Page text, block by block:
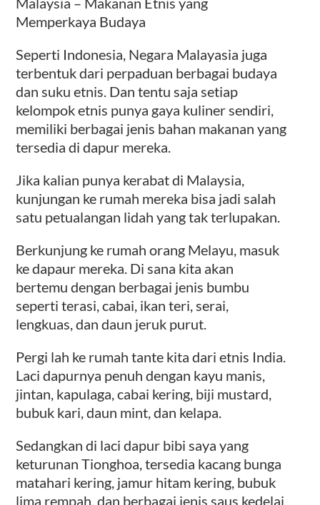
Memperkaya Budaya
Seperti Indonesia, Negara Malayasia juga
terbentuk dari perpaduan berbagai budaya
dan suku etnis. Dan tentu saja setiap
kelompok etnis punya gaya kuliner sendiri,
memiliki berbagai jenis bahan makanan yang
tersedia di dapur mereka.
Jika kalian punya kerabat di Malaysia,
kunjungan ke rumah mereka bisa jadi salah
satu petualangan lidah yang tak terlupakan.
Berkunjung ke rumah orang Melayu, masuk
ke dapaur mereka. Di sana kita akan
bertemu dengan berbagai jenis bumbu
seperti terasi, cabai, ikan teri, serai,
lengkuas, dan daun jeruk purut.
Pergi lah ke rumah tante kita dari etnis India.
Laci dapurnya penuh dengan kayu manis,
jintan, kapulaga, cabai kering, biji mustard,
bubuk kari, daun mint, dan kelapa.
Sedangkan di laci dapur bibi saya yang
keturunan Tionghoa, tersedia kacang bunga
matahari kering, jamur hitam kering, bubuk
lima rempah, dan berbagai jenis saus kedelai